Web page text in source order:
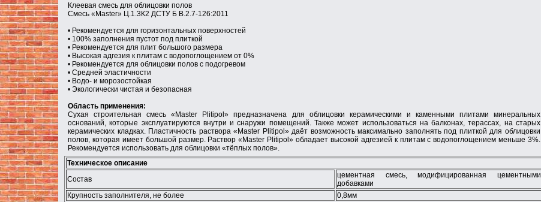
Клеевая смесь для облицовки полов
Смесь «Master» Ц.1.3К2 ДСТУ Б В.2.7-126:2011
• Рекомендуется для горизонтальных поверхностей
• 100% заполнения пустот под плиткой
• Рекомендуется для плит большого размера
• Высокая адгезия к плитам с водопоглощением от 0%
• Рекомендуется для облицовки полов с подогревом
• Средней эластичности
• Водо- и морозостойкая
• Экологически чистая и безопасная
Область применения:
Сухая строительная смесь «Master Plitipol» предназначена для облицовки керамическими и каменными плитами минеральных
оснований, которые эксплуатируются внутри и снаружи помещений. Также может использоваться на балконах, терассах, на старых
керамических кладках. Пластичность раствора «Master Plitipol» даёт возможность максимально заполнять под плиткой для облицовки
полов, которая имеет большой размер. Раствор «Master Plitipol» обладает высокой адгезией к плитам с водопоглощением меньше 3%.
Рекомендуется использовать для облицовки «тёплых полов».
Техническое описание
Состав
цементная смесь, модифицированная цементными
добавками
Крупность заполнителя, не более
0,8мм